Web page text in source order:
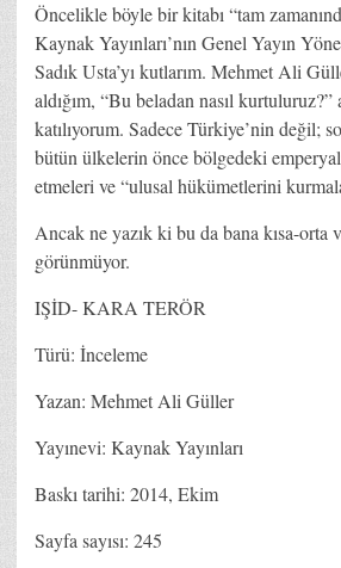
Öncelikle böyle bir kitabı “tam
Kaynak Yayınları’nın Genel Yayın
Sadık Usta’yı kutlarım. Mehmet Ali
aldığım, “Bu beladan nasıl
katılıyorum. Sadece Türkiye’nin değil;
bütün ülkelerin önce bölgedeki
etmeleri ve “ulusal hükümetlerini
Ancak ne yazık ki bu da bana kısa-orta
görünmüyor.
IŞİD- KARA TERÖR
Türü: İnceleme
Yazan: Mehmet Ali Güller
Yayınevi: Kaynak Yayınları
Baskı tarihi: 2014, Ekim
Sayfa sayısı: 245